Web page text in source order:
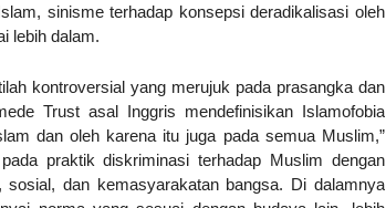
sinisme terhadap konsepsi deradikalisasi oleh
lebih dalam.
kontroversial yang merujuk pada prasangka dan
Trust asal Inggris mendefinisikan Islamofobia
dan oleh karena itu juga pada semua Muslim,”
praktik diskriminasi terhadap Muslim dengan
dan kemasyarakatan bangsa. Di dalamnya